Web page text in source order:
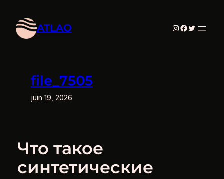
contenu
ATLAO Instagram
Facebook
Twitter
file_7505
juin 19, 2026
Что такое
синтетические